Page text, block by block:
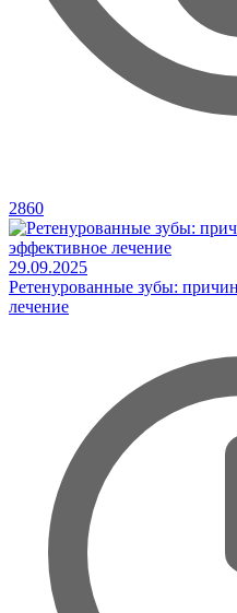
2860
29.09.2025
Ретенурованные зубы:
лечение